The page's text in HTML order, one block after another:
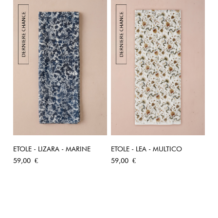
ETOLE - LIZARA - MARINE
Prix
59,00 €
ETOLE - LEA - MULTICO
Prix
59,00 €